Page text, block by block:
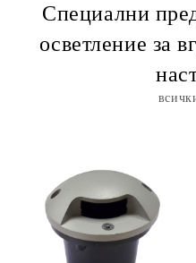
Специални
осветление за